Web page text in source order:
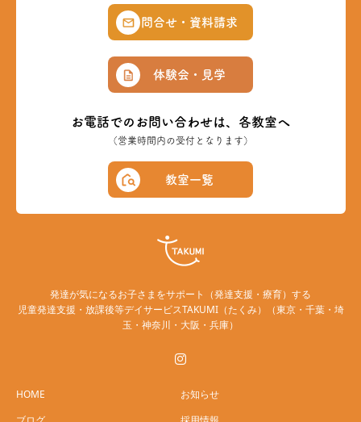
問合せ・資料請求
体験会・見学
お電話でのお問い合わせは、各教室へ
（営業時間内の受付となります）
教室一覧
発達が気になるお子さまをサポート（発達支援・療育）する
児童発達支援・放課後等デイサービスTAKUMI（たくみ）（東京・千葉・埼
玉・神奈川・大阪・兵庫）
HOME
お知らせ